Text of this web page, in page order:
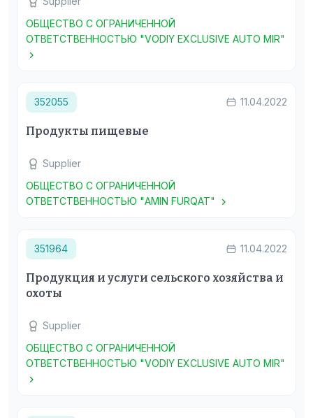
ОБЩЕСТВО С ОГРАНИЧЕННОЙ
ОТВЕТСТВЕННОСТЬЮ "VODIY EXCLUSIVE AUTO MIR"
352055 11.04.2022
Продукты пищевые
Supplier
ОБЩЕСТВО С ОГРАНИЧЕННОЙ
ОТВЕТСТВЕННОСТЬЮ "AMIN FURQAT"
351964 11.04.2022
Продукция и услуги сельского хозяйства и
охоты
Supplier
ОБЩЕСТВО С ОГРАНИЧЕННОЙ
ОТВЕТСТВЕННОСТЬЮ "VODIY EXCLUSIVE AUTO MIR"